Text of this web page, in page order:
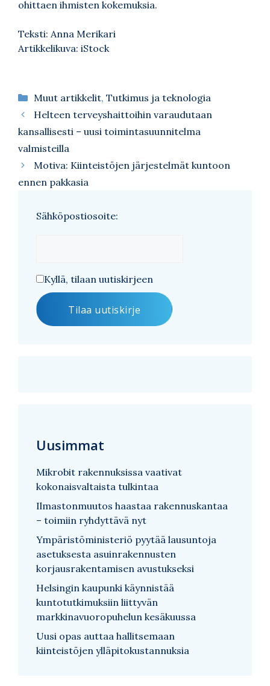
ohittaen ihmisten kokemuksia.
Teksti: Anna Merikari
Artikkelikuva: iStock
Kategoriat
Muut artikkelit, Tutkimus ja teknologia
Helteen terveyshaittoihin varaudutaan
kansallisesti – uusi toimintasuunnitelma
valmisteilla
Motiva: Kiinteistöjen järjestelmät kuntoon
ennen pakkasia
Sähköpostiosoite:
Kyllä, tilaan uutiskirjeen
Uusimmat
Mikrobit rakennuksissa vaativat
kokonaisvaltaista tulkintaa
Ilmastonmuutos haastaa rakennuskantaa
– toimiin ryhdyttävä nyt
Ympäristöministeriö pyytää lausuntoja
asetuksesta asuinrakennusten
korjausrakentamisen avustukseksi
Helsingin kaupunki käynnistää
kuntotutkimuksiin liittyvän
markkinavuoropuhelun kesäkuussa
Uusi opas auttaa hallitsemaan
kiinteistöjen ylläpitokustannuksia